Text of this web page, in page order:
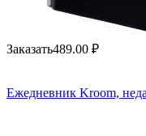
Заказать489.00 ₽
Ежедневник Kroom,